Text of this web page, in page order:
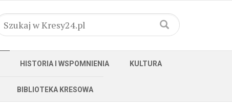
HISTORIA I WSPOMNIENIA KULTURA
BIBLIOTEKA KRESOWA